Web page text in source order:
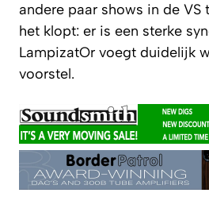
andere paar shows in de VS
het klopt: er is een sterke
LampizatOr voegt duidelijk
voorstel.